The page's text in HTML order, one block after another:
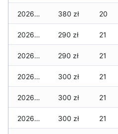
2026-06-15 380 zł 20
2026-06-14 290 zł 21
2026-06-13 290 zł 21
2026-06-12 300 zł 21
2026-06-11 300 zł 21
2026-06-10 300 zł 21